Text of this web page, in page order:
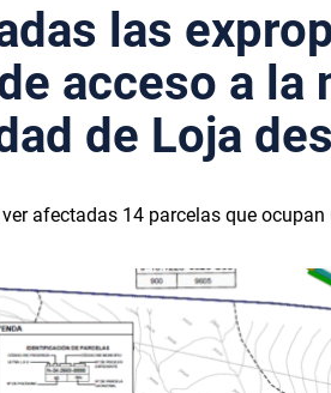
las
acceso a la
de Loja
afectadas 14 parcelas que